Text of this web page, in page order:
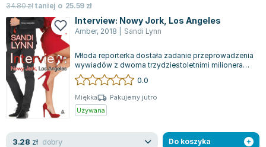
34.80złtaniej o 25.59 zł
Interview: Nowy Jork, Los Angeles
Amber, 2018 Sandi Lynn
Młoda reporterka dostała zadanie przeprowadzenia
wywiadów z dwoma trzydziestoletnimi milionerami
z Nowego Jorku i Los Angeles, by...
0.0
Miękka
Pakujemy jutro
Używana
3.28 zł dobry Do koszyka